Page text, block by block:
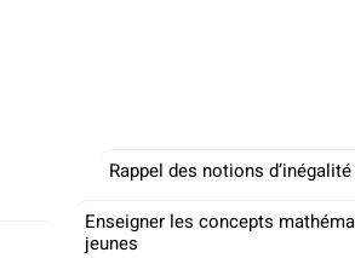
Rappel des notions d’inégalité
Enseigner les concepts
jeunes